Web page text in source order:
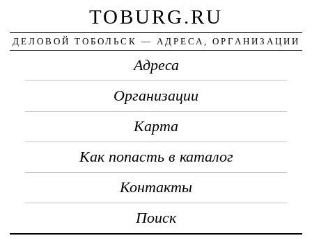
TOBURG.RU
ДЕЛОВОЙ ТОБОЛЬСК — АДРЕСА, ОРГАНИЗАЦИИ
Адреса
Организации
Карта
Как попасть в каталог
Контакты
Поиск